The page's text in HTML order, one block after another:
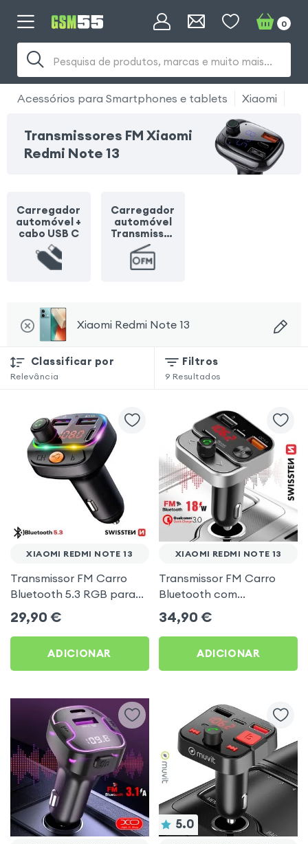
Pesquisa de produtos, marcas e muito mais...
0
Acessórios para Smartphones e tablets Xiaomi
Transmissores FM Xiaomi
Redmi Note 13
Carregador
automóvel +
cabo USB C
Carregador
automóvel
Transmissor
FM
Xiaomi Redmi Note 13
Classificar por
Relevância
Filtros
9 Resultados
XIAOMI REDMI NOTE 13
Transmissor FM Carro
Bluetooth 5.3 RGB para
Xiaomi Redmi Note 13
29,90 €
ADICIONAR
XIAOMI REDMI NOTE 13
Transmissor FM Carro
Bluetooth com
carregamento duplo de
música USB Preto
34,90 €
ADICIONAR
5.0